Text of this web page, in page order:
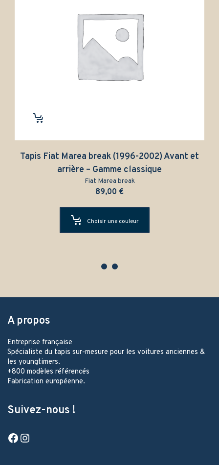
Fiat Marea break (1996-2002) Avant et
arrière – Gamme classique
Fiat Marea break
Choisir une couleur
Tapis
A propos
Entreprise française
Spécialiste du tapis sur-mesure pour les voitures anciennes &
les youngtimers.
+800 modèles référencés
Fabrication européenne.
Suivez-nous !
Facebook